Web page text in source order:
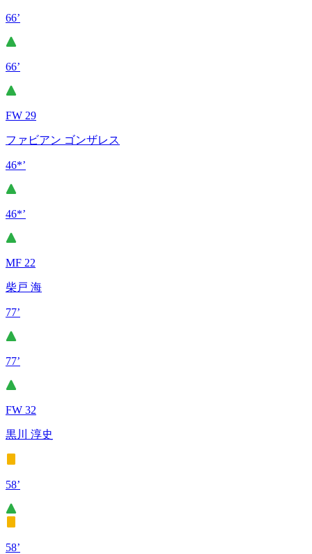
66’
66’
FW 29
ファビアン ゴンザレス
46*’
46*’
MF 22
柴戸 海
77’
77’
FW 32
黒川 淳史
58’
58’